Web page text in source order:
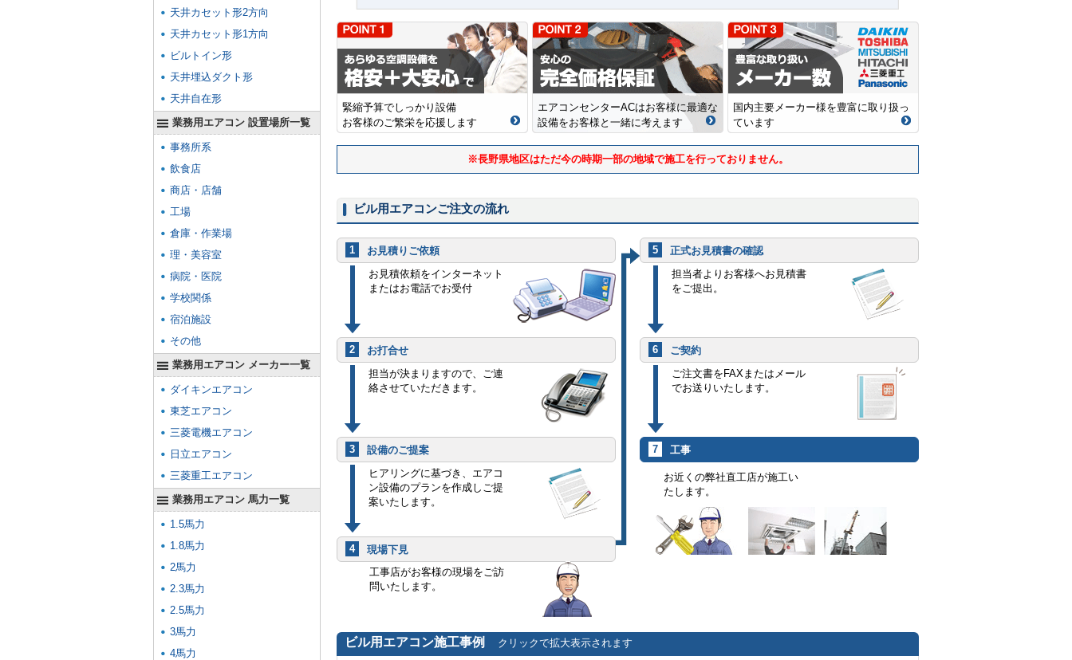
緊縮予算でしっかり設備
お客様のご繁栄を応援します
エアコンセンターACはお客様に最適な
設備をお客様と一緒に考えます
国内主要メーカー様を豊富に取り扱っ
ています
※長野県地区はただ今の時期一部の地域で施工を行っておりません。
ビル用エアコンご注文の流れ
1
お見積りご依頼
お見積依頼をインターネット
またはお電話でお受付
2
お打合せ
担当が決まりますので、ご連
絡させていただきます。
3
設備のご提案
ヒアリングに基づき、エアコ
ン設備のプランを作成しご提
案いたします。
4
現場下見
工事店がお客様の現場をご訪
問いたします。
5
正式お見積書の確認
担当者よりお客様へお見積書
をご提出。
6
ご契約
ご注文書をFAXまたはメール
でお送りいたします。
7 工事
お近くの弊社直工店が施工い
たします。
ビル用エアコン施工事例 クリックで拡大表示されます
天井カセット形2方向
天井カセット形1方向
ビルトイン形
天井埋込ダクト形
天井自在形
業務用エアコン 設置場所一覧
事務所系
飲食店
商店・店舗
工場
倉庫・作業場
理・美容室
病院・医院
学校関係
宿泊施設
その他
業務用エアコン メーカー一覧
ダイキンエアコン
東芝エアコン
三菱電機エアコン
日立エアコン
三菱重工エアコン
業務用エアコン 馬力一覧
1.5馬力
1.8馬力
2馬力
2.3馬力
2.5馬力
3馬力
4馬力